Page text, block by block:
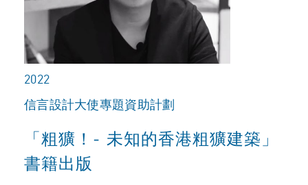
2022
信言設計大使專題資助計劃
「粗獷！‒ 未知的香港粗獷建築」
書籍出版